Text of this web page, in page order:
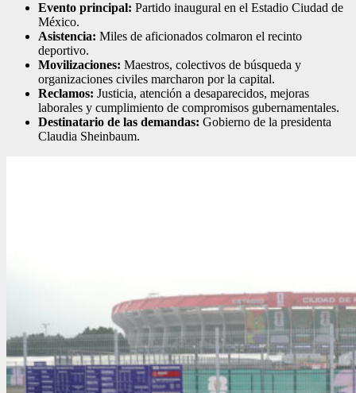
Evento principal: Partido inaugural en el Estadio Ciudad de
México.
Asistencia: Miles de aficionados colmaron el recinto
deportivo.
Movilizaciones: Maestros, colectivos de búsqueda y
organizaciones civiles marcharon por la capital.
Reclamos: Justicia, atención a desaparecidos, mejoras
laborales y cumplimiento de compromisos gubernamentales.
Destinatario de las demandas: Gobierno de la presidenta
Claudia Sheinbaum.